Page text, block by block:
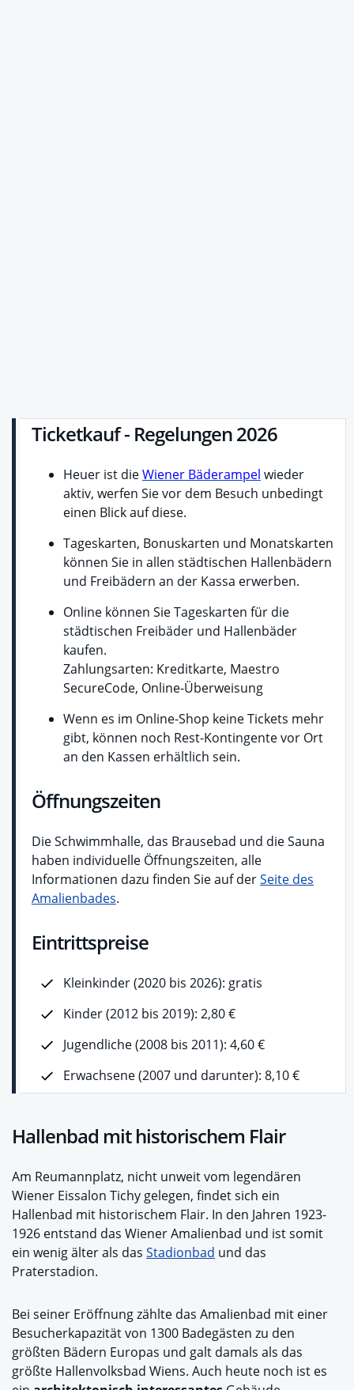
Ticketkauf - Regelungen 2026
Heuer ist dieWiener Bäderampel wieder
aktiv, werfen Sie vor dem Besuch unbedingt
einen Blick auf diese.
Tageskarten, Bonuskarten und Monatskarten
können Sie in allen städtischen Hallenbädern
und Freibädern an der Kassa erwerben.
Online können Sie Tageskarten für die
städtischen Freibäder und Hallenbäder
kaufen.
Zahlungsarten: Kreditkarte, Maestro
SecureCode, Online-Überweisung
Wenn es im Online-Shop keine Tickets mehr
gibt, können noch Rest-Kontingente vor Ort
an den Kassen erhältlich sein.
Öffnungszeiten
Die Schwimmhalle, das Brausebad und die Sauna
haben individuelle Öffnungszeiten, alle
Informationen dazu finden Sie auf derSeite des
Amalienbades.
Eintrittspreise
Kleinkinder (2020 bis 2026): gratis
Kinder (2012 bis 2019): 2,80 €
Jugendliche (2008 bis 2011): 4,60 €
Erwachsene (2007 und darunter): 8,10 €
Hallenbad mit historischem Flair
Am Reumannplatz, nicht unweit vom legendären
Wiener Eissalon Tichy gelegen, findet sich ein
Hallenbad mit historischem Flair. In den Jahren 1923-
1926 entstand das Wiener Amalienbad und ist somit
ein wenig älter als das Stadionbad und das
Praterstadion.
Bei seiner Eröffnung zählte das Amalienbad mit einer
Besucherkapazität von 1300 Badegästen zu den
größten Bädern Europas und galt damals als das
größte Hallenvolksbad Wiens. Auch heute noch ist es